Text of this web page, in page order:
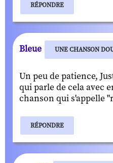
RÉPONDRE
Bleue UNE CHANSON
Un peu de patience,
qui parle de cela avec
chanson qui s'appelle
RÉPONDRE